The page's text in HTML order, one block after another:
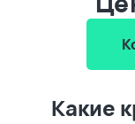
Какие